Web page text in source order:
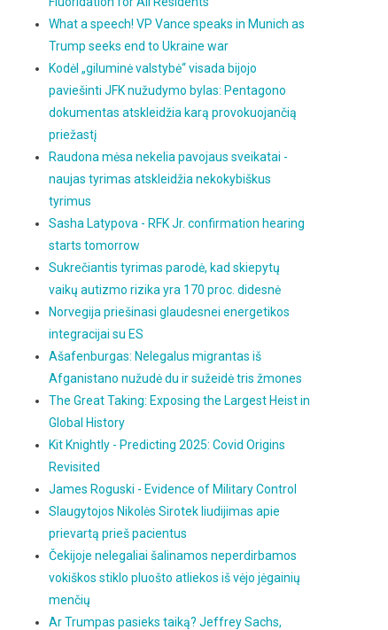
What a speech! VP Vance speaks in Munich as
Trump seeks end to Ukraine war
Kodėl „giluminė valstybė“ visada bijojo
paviešinti JFK nužudymo bylas: Pentagono
dokumentas atskleidžia karą provokuojančią
priežastį
Raudona mėsa nekelia pavojaus sveikatai -
naujas tyrimas atskleidžia nekokybiškus
tyrimus
Sasha Latypova - RFK Jr. confirmation hearing
starts tomorrow
Sukrečiantis tyrimas parodė, kad skiepytų
vaikų autizmo rizika yra 170 proc. didesnė
Norvegija priešinasi glaudesnei energetikos
integracijai su ES
Ašafenburgas: Nelegalus migrantas iš
Afganistano nužudė du ir sužeidė tris žmones
The Great Taking: Exposing the Largest Heist in
Global History
Kit Knightly - Predicting 2025: Covid Origins
Revisited
James Roguski - Evidence of Military Control
Slaugytojos Nikolės Sirotek liudijimas apie
prievartą prieš pacientus
Čekijoje nelegaliai šalinamos neperdirbamos
vokiškos stiklo pluošto atliekos iš vėjo jėgainių
menčių
Ar Trumpas pasieks taiką? Jeffrey Sachs,